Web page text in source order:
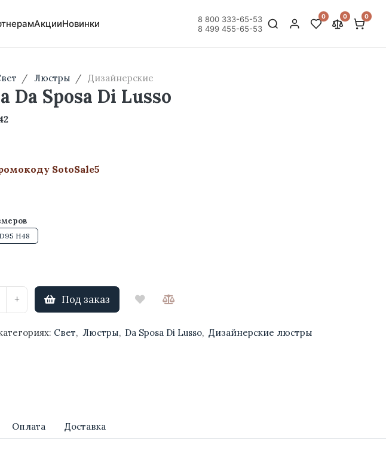
АкцииНовинки
8 800 333-65-53
8 499 455-65-53
0 0 0
Люстры Дизайнерские
Da Sposa Di Lusso
SotoSale5
D95 H48
+ Под заказ
Свет, Люстры, Da Sposa Di Lusso, Дизайнерские люстры
Оплата Доставка